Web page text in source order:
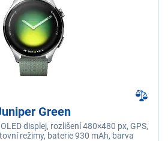
Green
displej, rozlišení 480×480 px, GPS,
režimy, baterie 930 mAh, barva